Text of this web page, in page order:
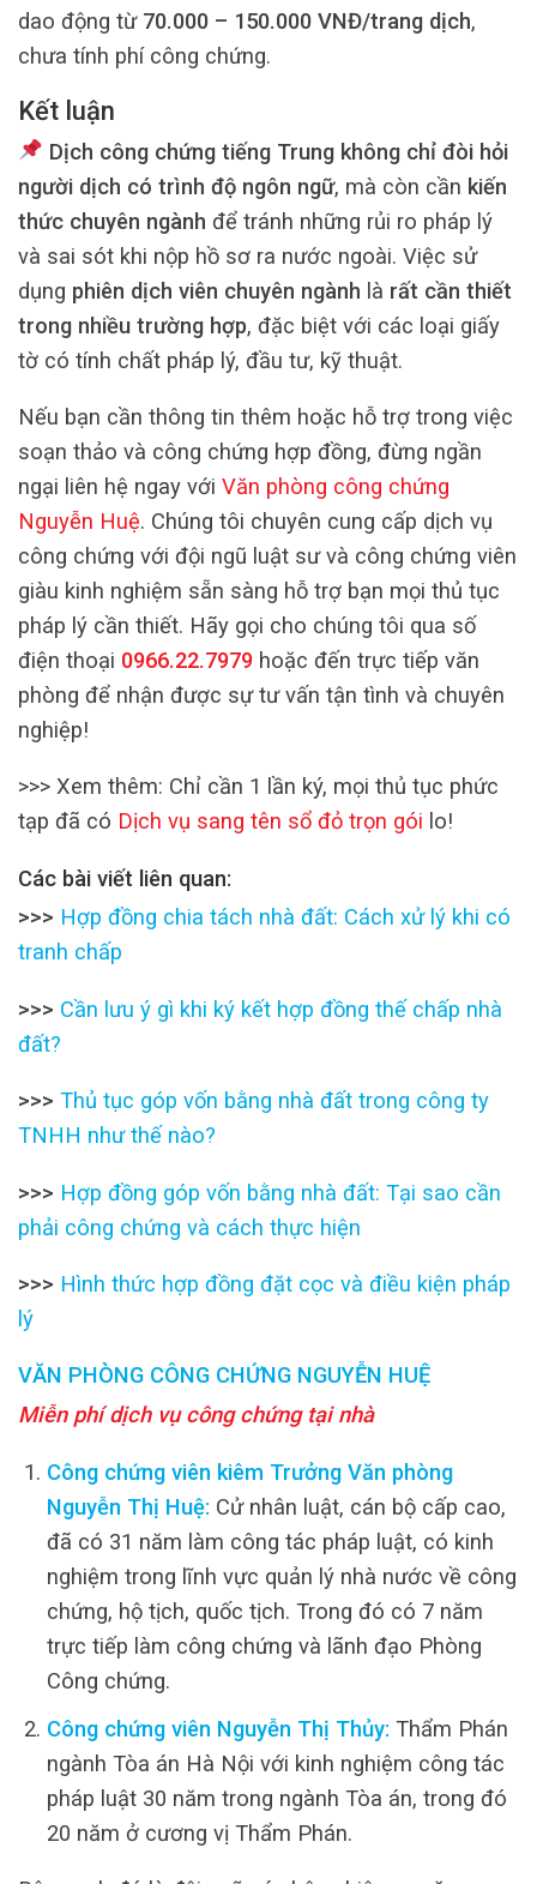
dao động từ 70.000 – 150.000 VNĐ/trang dịch,
chưa tính phí công chứng.
Kết luận
Dịch công chứng tiếng Trung không chỉ đòi hỏi
người dịch có trình độ ngôn ngữ, mà còn cần kiến
thức chuyên ngành để tránh những rủi ro pháp lý
và sai sót khi nộp hồ sơ ra nước ngoài. Việc sử
dụng phiên dịch viên chuyên ngành là rất cần thiết
trong nhiều trường hợp, đặc biệt với các loại giấy
tờ có tính chất pháp lý, đầu tư, kỹ thuật.
Nếu bạn cần thông tin thêm hoặc hỗ trợ trong việc
soạn thảo và công chứng hợp đồng, đừng ngần
ngại liên hệ ngay với Văn phòng công chứng
Nguyễn Huệ. Chúng tôi chuyên cung cấp dịch vụ
công chứng với đội ngũ luật sư và công chứng viên
giàu kinh nghiệm sẵn sàng hỗ trợ bạn mọi thủ tục
pháp lý cần thiết. Hãy gọi cho chúng tôi qua số
điện thoại 0966.22.7979 hoặc đến trực tiếp văn
phòng để nhận được sự tư vấn tận tình và chuyên
nghiệp!
>>> Xem thêm: Chỉ cần 1 lần ký, mọi thủ tục phức
tạp đã có Dịch vụ sang tên sổ đỏ trọn gói lo!
Các bài viết liên quan:
>>> Hợp đồng chia tách nhà đất: Cách xử lý khi có
tranh chấp
>>> Cần lưu ý gì khi ký kết hợp đồng thế chấp nhà
đất?
>>> Thủ tục góp vốn bằng nhà đất trong công ty
TNHH như thế nào?
>>> Hợp đồng góp vốn bằng nhà đất: Tại sao cần
phải công chứng và cách thực hiện
>>> Hình thức hợp đồng đặt cọc và điều kiện pháp
lý
VĂN PHÒNG CÔNG CHỨNG NGUYỄN HUỆ
Miễn phí dịch vụ công chứng tại nhà
Công chứng viên kiêm Trưởng Văn phòng
Nguyễn Thị Huệ: Cử nhân luật, cán bộ cấp cao,
đã có 31 năm làm công tác pháp luật, có kinh
nghiệm trong lĩnh vực quản lý nhà nước về công
chứng, hộ tịch, quốc tịch. Trong đó có 7 năm
trực tiếp làm công chứng và lãnh đạo Phòng
Công chứng.
Công chứng viên Nguyễn Thị Thủy: Thẩm Phán
ngành Tòa án Hà Nội với kinh nghiệm công tác
pháp luật 30 năm trong ngành Tòa án, trong đó
20 năm ở cương vị Thẩm Phán.